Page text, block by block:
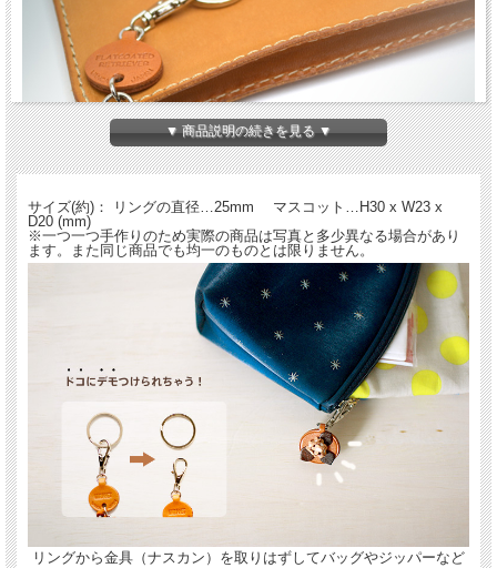
全98犬種！の犬のキーホルダー。大人から子供まで大人気のバンカクラフトのワン
ちゃんキーホルダーです。持てば持つほどに手になじみ革独特の味が出てきます。
名入れをしてご自分の犬、またはお友達のワンちゃんをプレゼントにどうぞ。
９８犬種のレザーキーホルダー - ド
コデモワンちゃん
名入れについて
全商品無料で焼きペンで名入れいたします。
▼ 商品説明の続きを見る ▼
サイズ(約)： リングの直径…25mm マスコット…H30 x W23 x
D20 (mm)
※一つ一つ手作りのため実際の商品は写真と多少異なる場合があり
ます。また同じ商品でも均一のものとは限りません。
リングから金具（ナスカン）を取りはずしてバッグやジッパーなど